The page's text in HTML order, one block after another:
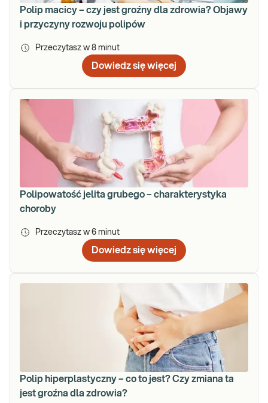
Polip macicy – czy jest groźny dla zdrowia? Objawy
i przyczyny rozwoju polipów
Przeczytasz w 8 minut
Dowiedz się więcej
Polipowatość jelita grubego – charakterystyka
choroby
Przeczytasz w 6 minut
Dowiedz się więcej
Polip hiperplastyczny – co to jest? Czy zmiana ta
jest groźna dla zdrowia?